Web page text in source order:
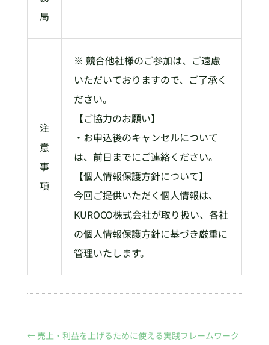
局
注
意
事
項
※ 競合他社様のご参加は、ご遠慮
いただいておりますので、ご了承く
ださい。
【ご協力のお願い】
・お申込後のキャンセルについて
は、前日までにご連絡ください。
【個人情報保護方針について】
今回ご提供いただく個人情報は、
KUROCO株式会社が取り扱い、各社
の個人情報保護方針に基づき厳重に
管理いたします。
← 売上・利益を上げるために使える実践フレームワーク